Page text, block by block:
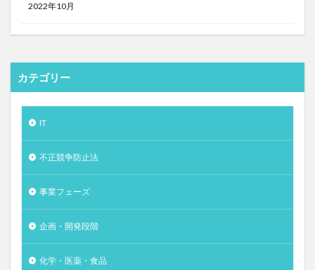
2022年10月
カテゴリー
IT
不正競争防止法
事業フェーズ
企画・開発段階
化学・医薬・食品